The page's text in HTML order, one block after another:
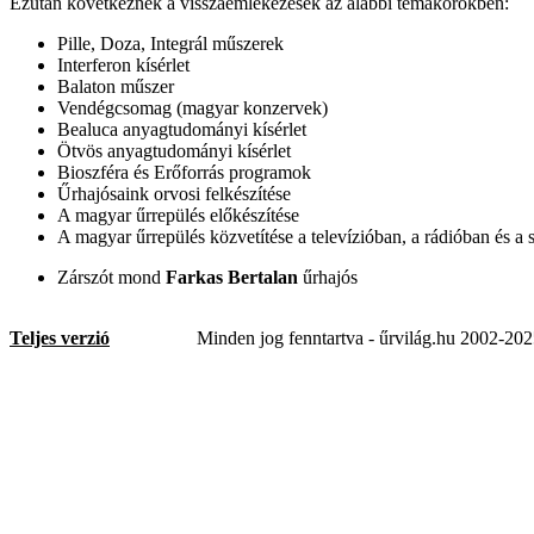
Pille, Doza, Integrál műszerek
Interferon kísérlet
Balaton műszer
Vendégcsomag (magyar konzervek)
Bealuca anyagtudományi kísérlet
Ötvös anyagtudományi kísérlet
Bioszféra és Erőforrás programok
Űrhajósaink orvosi felkészítése
A magyar űrrepülés előkészítése
A magyar űrrepülés közvetítése a televízióban, a rádióban és a
Zárszót mond Farkas Bertalan űrhajós
Teljes verzió Minden jog fenntartva - űrvilág.hu 2002-